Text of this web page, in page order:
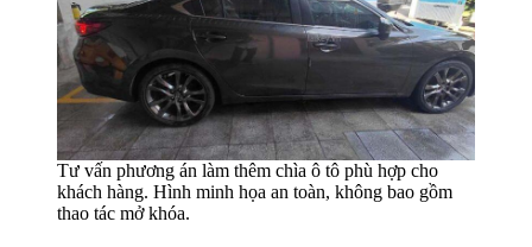
Tư vấn phương án làm thêm chìa ô tô phù hợp cho
khách hàng. Hình minh họa an toàn, không bao gồm
thao tác mở khóa.